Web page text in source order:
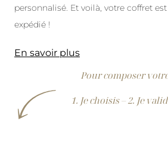
personnalisé. Et voilà, votre coffret
expédié !
En savoir plus
Pour composer
1. Je choisis – 2. Je